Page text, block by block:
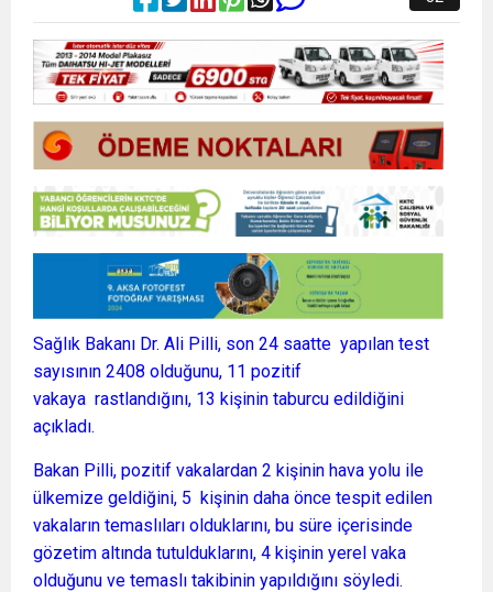
Sağlık Bakanı Dr. Ali Pilli, son 24 saatte yapılan test
sayısının 2408 olduğunu, 11 pozitif
vakaya rastlandığını, 13 kişinin taburcu edildiğini
açıkladı.
Bakan Pilli, pozitif vakalardan 2 kişinin hava yolu ile
ülkemize geldiğini, 5 kişinin daha önce tespit edilen
vakaların temaslıları olduklarını, bu süre içerisinde
gözetim altında tutulduklarını, 4 kişinin yerel vaka
olduğunu ve temaslı takibinin yapıldığını söyledi.